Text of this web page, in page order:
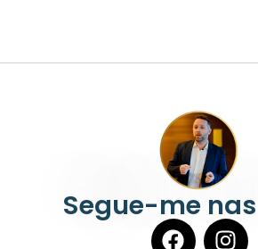
Segue-me